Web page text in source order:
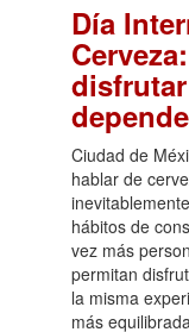
Día
Ciudad de
hablar de
hábitos de
vez más
permitan
la misma
más